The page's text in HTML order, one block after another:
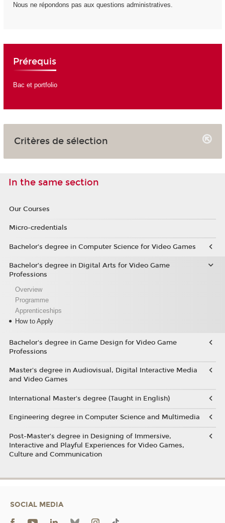
Nous ne répondons pas aux questions administratives.
Prérequis
Bac et portfolio
Critères de sélection
In the same section
Our Courses
Micro-credentials
Bachelor’s degree in Computer Science for Video Games
Bachelor’s degree in Digital Arts for Video Game
Professions
Overview
Programme
Apprenticeships
How to Apply
Bachelor's degree in Game Design for Video Game
Professions
Master's degree in Audiovisual, Digital Interactive Media
and Video Games
International Master's degree (Taught in English)
Engineering degree in Computer Science and Multimedia
Post-Master’s degree in Designing of Immersive,
Interactive and Playful Experiences for Video Games,
Culture and Communication
SOCIAL MEDIA